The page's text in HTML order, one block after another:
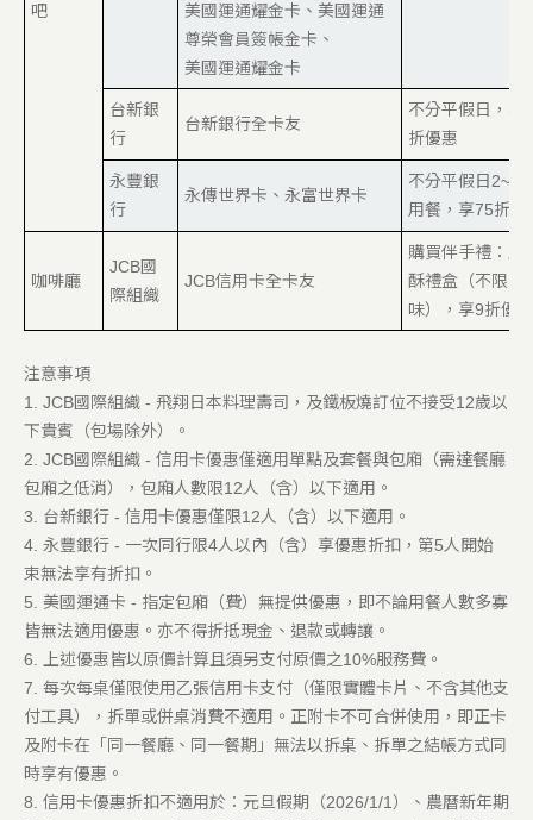
吧
美國運通耀金卡、美國運通
尊榮會員簽帳金卡、
美國運通耀金卡
台新銀
行
台新銀行全卡友
不分平假日，享
折優惠
永豐銀
行
永傳世界卡、永富世界卡
不分平假日2~4
用餐，享75折優
咖啡廳
JCB國
際組織
JCB信用卡全卡友
購買伴手禮：鳳
酥禮盒（不限口
味），享9折優惠
注意事項
1. JCB國際組織 - 飛翔日本料理壽司，及鐵板燒訂位不接受12歲以
下貴賓（包場除外）。
2. JCB國際組織 - 信用卡優惠僅適用單點及套餐與包廂（需達餐廳
包廂之低消），包廂人數限12人 （含）以下適用。
3. 台新銀行 - 信用卡優惠僅限12人（含）以下適用。
4. 永豐銀行 - 一次同行限4人以內（含）享優惠折扣，第5人開始
束無法享有折扣。
5. 美國運通卡 - 指定包廂（費）無提供優惠，即不論用餐人數多寡
皆無法適用優惠。亦不得折抵現金、退款或轉讓。
6.
上述優惠皆以原價計算且須另支付原價之10%服務費。
7. 每次每桌僅限使用乙張信用卡支付（僅限實體卡片、不含其他支
付工具），拆單或併桌消費不適用。正附卡不可合併使用，即正卡
及附卡在「同一餐廳、同一餐期」無法以拆桌、拆單之結帳方式同
時享有優惠。
8. 信用卡優惠折扣不適用於：元旦假期（2026/1/1）
、農曆新年期